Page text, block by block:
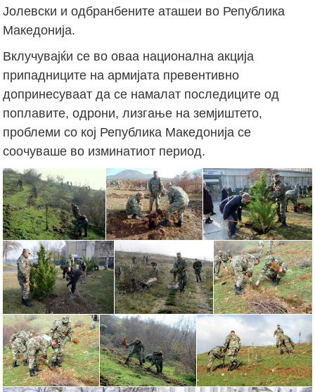
Јолевски и одбранбените аташеи во Република
Македонија.
Вклучувајќи се во оваа национална акција
припадниците на армијата превентивно
допринесуваат да се намалат последиците од
поплавите, одрони, лизгање на земјиштето,
проблеми со кој Република Македонија се
соочуваше во изминатиот период.